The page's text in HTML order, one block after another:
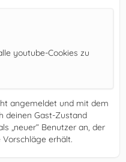
youtube-Cookies zu
angemeldet und mit dem
deinen Gast-Zustand
„neuer“ Benutzer an, der
erhält.